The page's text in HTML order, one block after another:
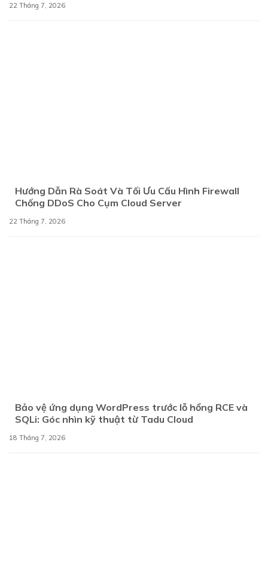
22 Tháng 7, 2026
Hướng Dẫn Rà Soát Và Tối Ưu Cấu Hình Firewall
Chống DDoS Cho Cụm Cloud Server
22 Tháng 7, 2026
Bảo vệ ứng dụng WordPress trước lỗ hổng RCE và
SQLi: Góc nhìn kỹ thuật từ Tadu Cloud
18 Tháng 7, 2026